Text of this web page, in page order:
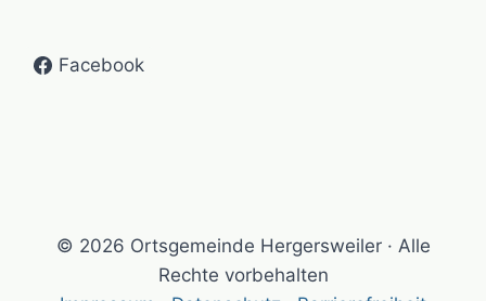
Facebook
© 2026 Ortsgemeinde Hergersweiler · Alle
Rechte vorbehalten